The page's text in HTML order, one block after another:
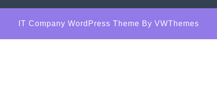
IT Company WordPress Theme By VWThemes